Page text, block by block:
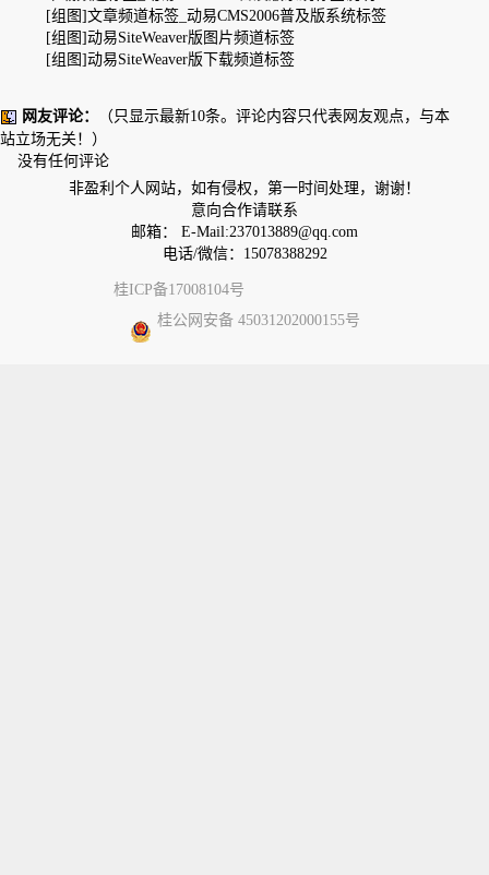
[组图]文章频道标签_动易CMS2006普及版系统标签
[组图]动易SiteWeaver版图片频道标签
[组图]动易SiteWeaver版下载频道标签
网友评论：
（只显示最新10条。评论内容只代表网友观点，与本
站立场无关！）
没有任何评论
非盈利个人网站，如有侵权，第一时间处理，谢谢！
意向合作请联系
邮箱： E-Mail:237013889@qq.com
电话/微信：15078388292
桂ICP备17008104号
桂公网安备 45031202000155号